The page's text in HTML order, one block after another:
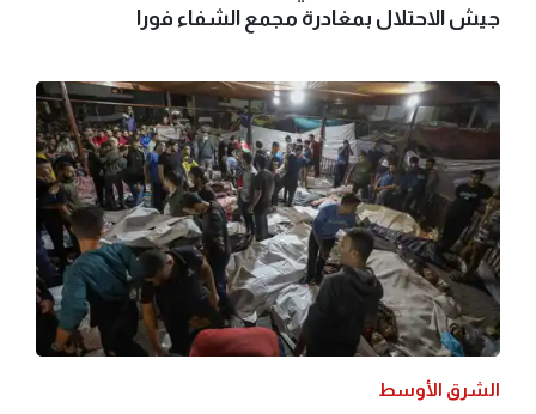
جيش الاحتلال بمغادرة مجمع الشفاء فورا
الشرق الأوسط